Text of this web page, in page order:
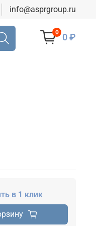
info@asprgroup.ru
0 0 ₽
в 1 клик